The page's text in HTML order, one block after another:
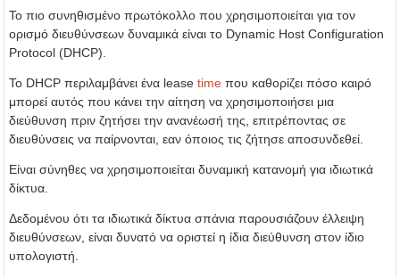
Το πιο συνηθισμένο πρωτόκολλο που χρησιμοποιείται για τον
ορισμό διευθύνσεων δυναμικά είναι το Dynamic Host Configuration
Protocol (DHCP).
Το DHCP περιλαμβάνει ένα lease time που καθορίζει πόσο καιρό
μπορεί αυτός που κάνει την αίτηση να χρησιμοποιήσει μια
διεύθυνση πριν ζητήσει την ανανέωσή της, επιτρέποντας σε
διευθύνσεις να παίρνονται, εαν όποιος τις ζήτησε αποσυνδεθεί.
Είναι σύνηθες να χρησιμοποιείται δυναμική κατανομή για ιδιωτικά
δίκτυα.
Δεδομένου ότι τα ιδιωτικά δίκτυα σπάνια παρουσιάζουν έλλειψη
διευθύνσεων, είναι δυνατό να οριστεί η ίδια διεύθυνση στον ίδιο
υπολογιστή.